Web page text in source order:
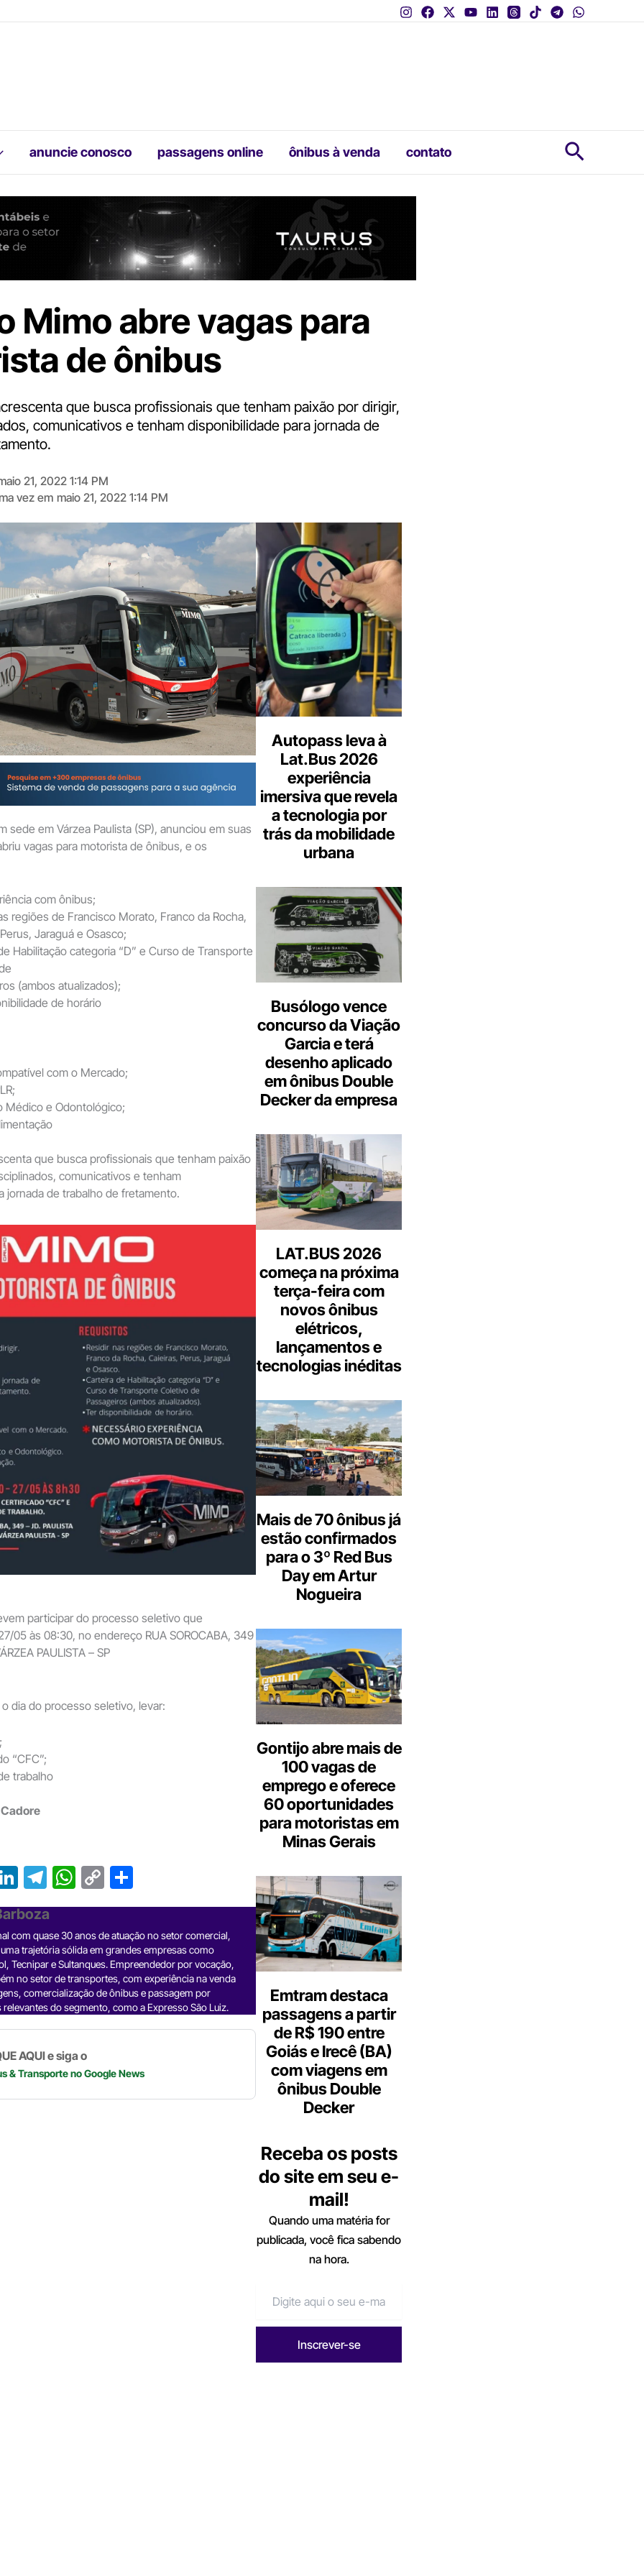
anuncie conosco passagens online ônibus à venda contato
Mimo abre vagas para
de ônibus
que busca profissionais que tenham paixão por dirigir,
comunicativos e tenham disponibilidade para jornada de
21, 2022 1:14 PM
vez em maio 21, 2022 1:14 PM
sede em Várzea Paulista (SP), anunciou em suas
vagas para motorista de ônibus, e os
com ônibus;
regiões de Francisco Morato, Franco da Rocha,
Jaraguá e Osasco;
Habilitação categoria “D” e Curso de Transporte
(ambos atualizados);
de horário
com o Mercado;
Médico e Odontológico;
que busca profissionais que tenham paixão
comunicativos e tenham
jornada de trabalho de fretamento.
participar do processo seletivo que
05 às 08:30, no endereço RUA SOROCABA, 349
PAULISTA – SP
dia do processo seletivo, levar:
“CFC”;
trabalho
Li
n
ke
dI
n
T
el
e
gr
a
m
W
h
s
A
p
p
C
o
y
Li
n
k
h
e
com quase 30 anos de atuação no setor comercial,
trajetória sólida em grandes empresas como
Tecnipar e Sultanques. Empreendedor por vocação,
no setor de transportes, com experiência na venda
comercialização de ônibus e passagem por
relevantes do segmento, como a Expresso São Luiz.
AQUI e siga o
& Transporteno Google News
Autopass leva à
Lat.Bus 2026
experiência
imersiva que revela
a tecnologia por
trás da mobilidade
urbana
Busólogo vence
concurso da Viação
Garcia e terá
desenho aplicado
em ônibus Double
Decker da empresa
LAT.BUS 2026
começa na próxima
terça-feira com
novos ônibus
elétricos,
lançamentos e
tecnologias inéditas
Mais de 70 ônibus já
estão confirmados
para o 3º Red Bus
Day em Artur
Nogueira
Gontijo abre mais de
100 vagas de
emprego e oferece
60 oportunidades
para motoristas em
Minas Gerais
Emtram destaca
passagens a partir
de R$ 190 entre
Goiás e Irecê (BA)
com viagens em
ônibus Double
Decker
Receba os posts
do site em seu e-
mail!
Quando uma matéria for
publicada, você fica sabendo
na hora.
Digite
aqui
o
seu
e-
mail
Inscrever-se